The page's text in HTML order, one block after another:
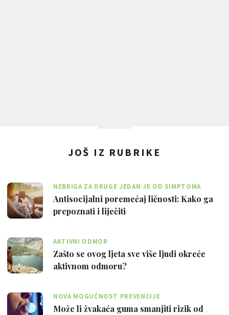
JOŠ IZ RUBRIKE
NEBRIGA ZA DRUGE JEDAN JE OD SIMPTOMA
Antisocijalni poremećaj ličnosti: Kako ga
prepoznati i liječiti
AKTIVNI ODMOR
Zašto se ovog ljeta sve više ljudi okreće
aktivnom odmoru?
NOVA MOGUĆNOST PREVENCIJE
Može li žvakaća guma smanjiti rizik od